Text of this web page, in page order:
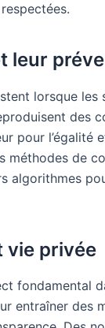
leur
lorsque les
des
pour l’égalité
de
algorithmes
vie privée
fondamental
entraîner des